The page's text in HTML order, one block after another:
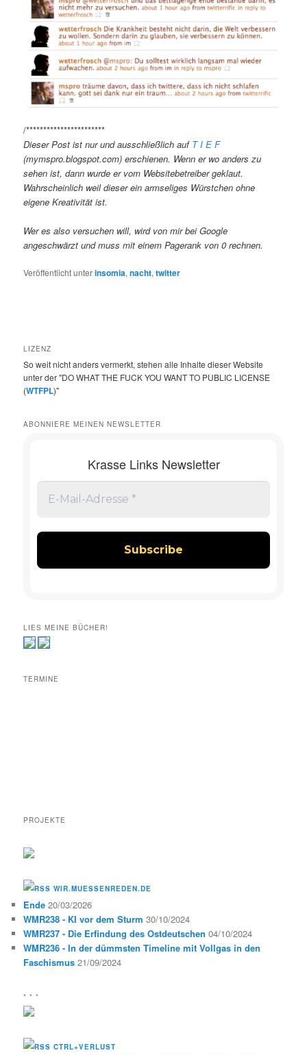
/***********************
Dieser Post ist nur und ausschließlich auf T I E F
(mymspro.blogspot.com) erschienen. Wenn er wo anders zu
sehen ist, dann wurde er vom Websitebetreiber geklaut.
Wahrscheinlich weil dieser ein armseliges Würstchen ohne
eigene Kreativität ist.
Wer es also versuchen will, wird von mir bei Google
angeschwärzt und muss mit einem Pagerank von 0 rechnen.
Veröffentlicht unterinsomia,nacht,twitter
LIZENZ
So weit nicht anders vermerkt, stehen alle Inhalte dieser Website
unter der "DO WHAT THE FUCK YOU WANT TO PUBLIC LICENSE
(WTFPL)"
ABONNIERE MEINEN NEWSLETTER
Krasse Links Newsletter
LIES MEINE BÜCHER!
TERMINE
PROJEKTE
WIR.MUESSENREDEN.DE
Ende 20/03/2026
WMR238 - KI vor dem Sturm 30/10/2024
WMR237 - Die Erfindung des Ostdeutschen 04/10/2024
WMR236 - In der dümmsten Timeline mit Vollgas in den
Faschismus 21/09/2024
* * *
CTRL+VERLUST